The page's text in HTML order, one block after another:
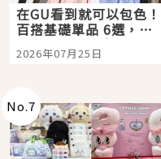
在GU看到就可以包色！
百搭基礎單品 6選，閉
眼全收也不心疼
2026年07月25日
No.7